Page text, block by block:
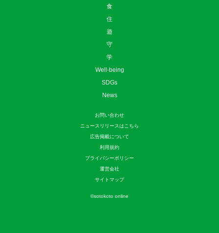
食
住
遊
守
学
Well-being
SDGs
News
お問い合わせ
ニュースリリースはこちら
広告掲載について
利用規約
プライバシーポリシー
運営会社
サイトマップ
©sotokoto online